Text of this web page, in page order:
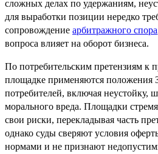
сложных делах по удержаниям,
для выработки позиции нередко
сопровождение арбитражного спора
вопроса влияет на оборот бизнеса.
По потребительским претензиям к
площадке применяются положения
потребителей, включая неустойку,
морального вреда. Площадки
свои риски, перекладывая часть
однако суды сверяют условия
нормами и не признают